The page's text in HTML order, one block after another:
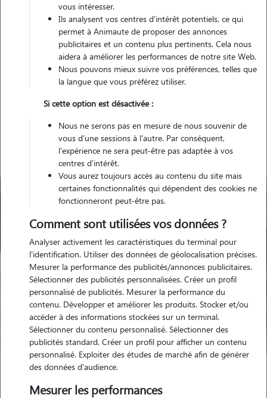
Garde animaux France Auvergne-Rhône-Alpes
Drome
Châteauneuf-de-Galaure
Nos gardiens à Châteauneuf-de-
Galaure
CHATEAUNEUF DE GALAURE 26330
vous intéresser.
Ils analysent vos centres d'intérêt potentiels, ce qui
permet à Animaute de proposer des annonces
publicitaires et un contenu plus pertinents. Cela nous
aidera à améliorer les performances de notre site Web.
Nous pouvons mieux suivre vos préférences, telles que
la langue que vous préférez utiliser.
Si cette option est désactivée :
Nous ne serons pas en mesure de nous souvenir de
vous d'une sessions à l'autre. Par conséquent,
l'expérience ne sera peut-être pas adaptée à vos
centres d'intérêt.
Vous aurez toujours accès au contenu du site mais
certaines fonctionnalités qui dépendent des cookies ne
fonctionneront peut-être pas.
Comment sont utilisées vos données ?
Analyser activement les caractéristiques du terminal pour
l'identification. Utiliser des données de géolocalisation précises.
Mesurer la performance des publicités/annonces publicitaires.
Sélectionner des publicités personnalisées. Créer un profil
personnalisé de publicités. Mesurer la performance du
contenu. Développer et améliorer les produits. Stocker et/ou
accéder à des informations stockées sur un terminal.
Sélectionner du contenu personnalisé. Sélectionner des
publicités standard. Créer un profil pour afficher un contenu
personnalisé. Exploiter des études de marché afin de générer
des données d'audience.
Mesurer les performances